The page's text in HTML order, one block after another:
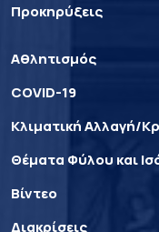
Προκηρύξεις
Αθλητισμός
COVID-19
Κλιματική Αλλαγή/
Θέματα Φύλου και
Βίντεο
Διακρίσεις